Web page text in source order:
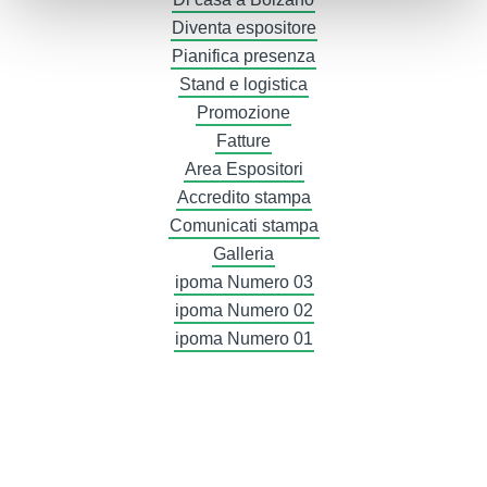
Diventa espositore
Pianifica presenza
Stand e logistica
Promozione
Fatture
Area Espositori
Accredito stampa
Comunicati stampa
Galleria
ipoma Numero 03
ipoma Numero 02
ipoma Numero 01